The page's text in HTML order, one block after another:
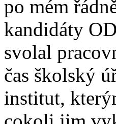
po mém
kandidáty
svolal
čas školský
institut,